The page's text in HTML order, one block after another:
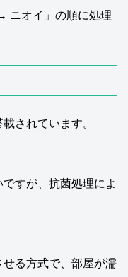
ニオイ」の順に処理
されています。
すが、抗菌処理によ
る方式で、部屋が濡